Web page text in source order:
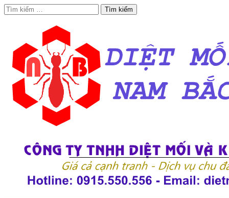
Tìm
kiếm